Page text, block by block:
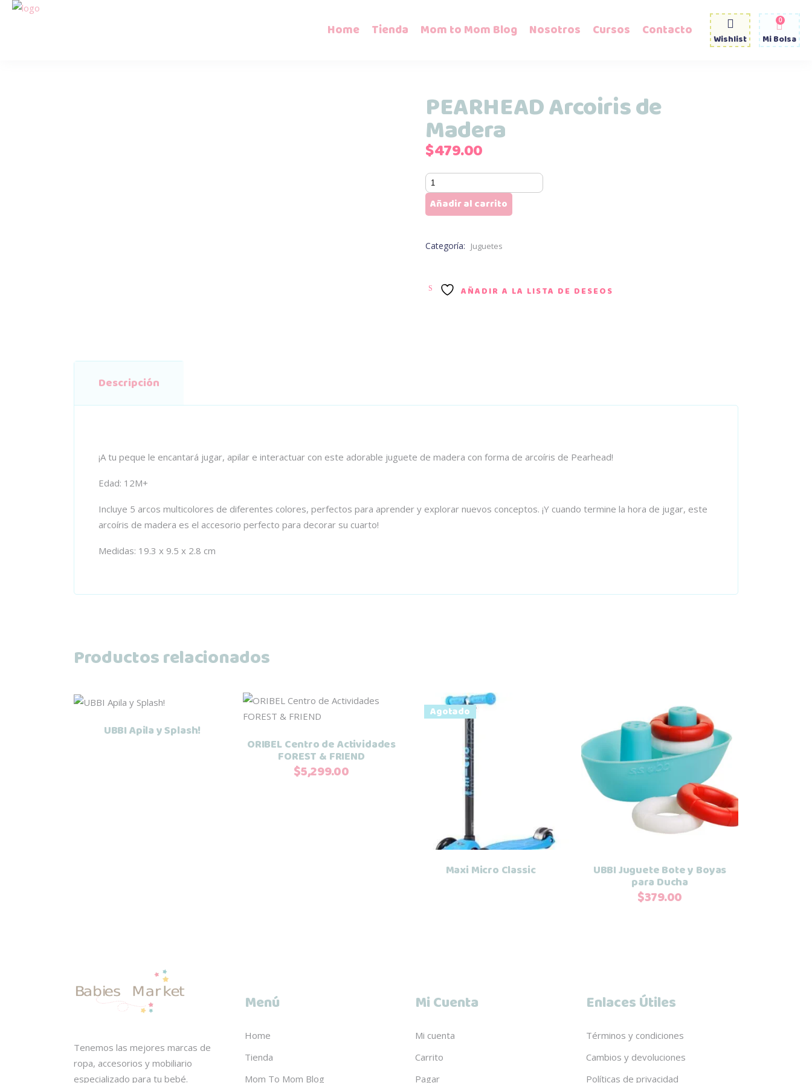
Home Tienda Mom to Mom Blog Nosotros Cursos Contacto Wishlist Mi Bolsa
0
PEARHEAD Arcoiris de
Madera
$479.00
PEARHEAD
Arcoiris
de
cantidad
Añadir al carrito
Categoría: Juguetes
AÑADIR A LA LISTA DE DESEOS
Descripción
¡A tu peque le encantará jugar, apilar e interactuar con este adorable juguete de madera con forma de arcoíris de Pearhead!
Edad: 12M+
Incluye 5 arcos multicolores de diferentes colores, perfectos para aprender y explorar nuevos conceptos. ¡Y cuando termine la hora de jugar, este
arcoíris de madera es el accesorio perfecto para decorar su cuarto!
Medidas: 19.3 x 9.5 x 2.8 cm
Productos relacionados
Leer más
UBBI Apila y Splash!
ORIBEL Centro de Actividades
FOREST & FRIEND
$5,299.00
Agotado
Maxi Micro Classic
Añadir al carrito
UBBI Juguete Bote y Boyas
para Ducha
$379.00
Tenemos las mejores marcas de
ropa, accesorios y mobiliario
especializado para tu bebé.
Menú
Home
Tienda
Mom To Mom Blog
Mi Cuenta
Mi cuenta
Carrito
Pagar
Enlaces Útiles
Términos y condiciones
Cambios y devoluciones
Políticas de privacidad